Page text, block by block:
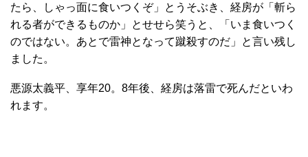
たら、しゃっ面に食いつくぞ」とうそぶき、経房が「斬ら
れる者ができるものか」とせせら笑うと、「いま食いつく
のではない。あとで雷神となって蹴殺すのだ」と言い残し
ました。
悪源太義平、享年20。8年後、経房は落雷で死んだといわ
れます。